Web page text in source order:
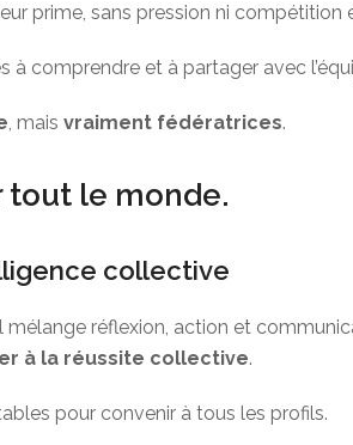
prime, sans pression ni compétition
comprendre et à partager avec
, maisvraiment fédératrices.
tout le monde.
collective
mélange réflexion, action et
à la réussite collective.
pour convenir à tous les profils.